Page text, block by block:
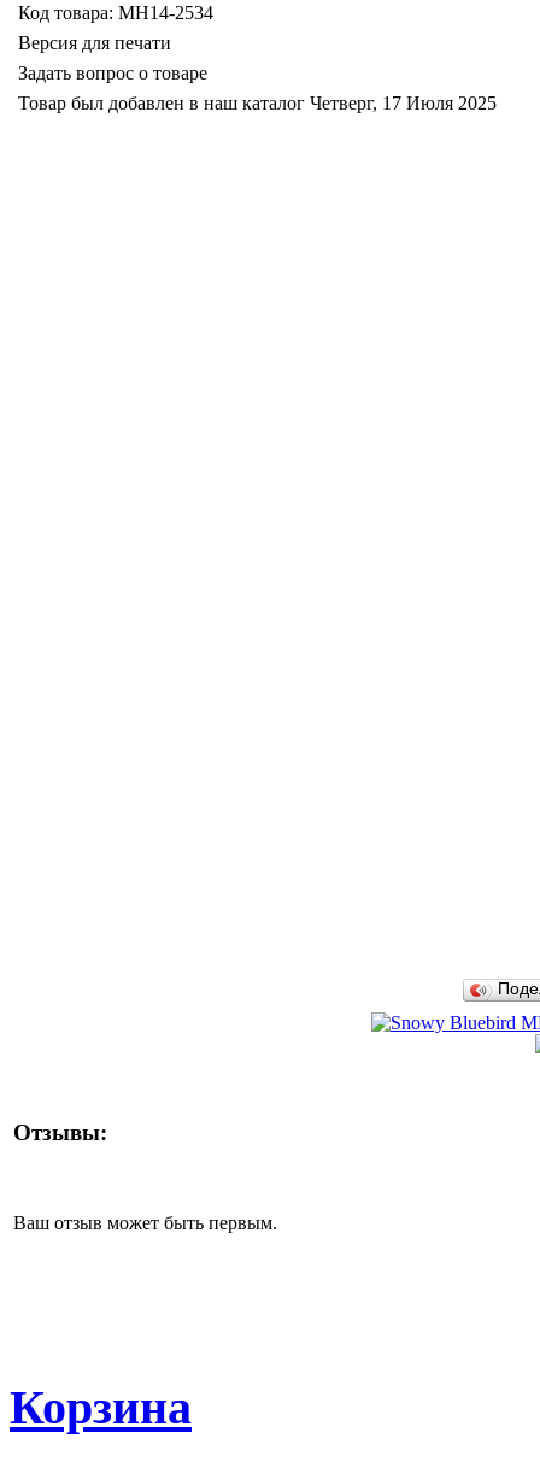
Код товара: MH14-2534
Версия для печати
Задать вопрос о товаре
Товар был добавлен в наш каталог Четверг, 17 Июля 2025
Отзывы:
Ваш отзыв может быть первым.
Корзина